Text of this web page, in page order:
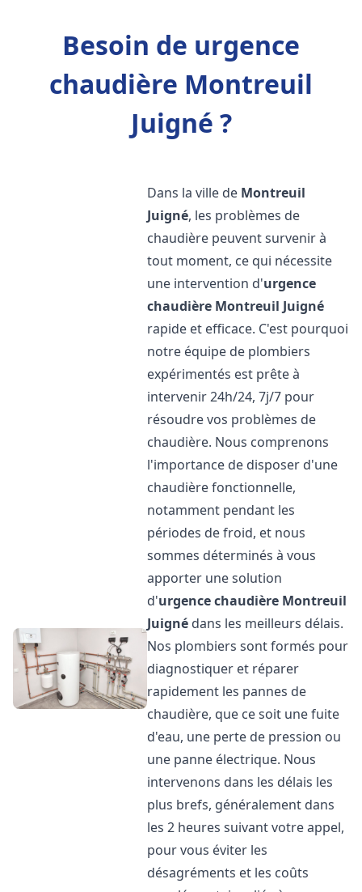
Besoin de urgence
chaudière Montreuil
Juigné ?
Dans la ville de Montreuil
Juigné, les problèmes de
chaudière peuvent survenir à
tout moment, ce qui nécessite
une intervention d'urgence
chaudière Montreuil Juigné
rapide et efficace. C'est pourquoi
notre équipe de plombiers
expérimentés est prête à
intervenir 24h/24, 7j/7 pour
résoudre vos problèmes de
chaudière. Nous comprenons
l'importance de disposer d'une
chaudière fonctionnelle,
notamment pendant les
périodes de froid, et nous
sommes déterminés à vous
apporter une solution
d'urgence chaudière Montreuil
Juigné dans les meilleurs délais.
Nos plombiers sont formés pour
diagnostiquer et réparer
rapidement les pannes de
chaudière, que ce soit une fuite
d'eau, une perte de pression ou
une panne électrique. Nous
intervenons dans les délais les
plus brefs, généralement dans
les 2 heures suivant votre appel,
pour vous éviter les
désagréments et les coûts